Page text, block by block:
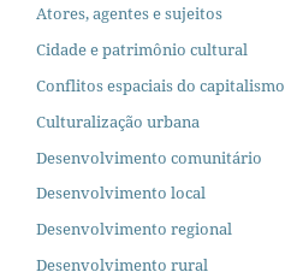
Atores, agentes e sujeitos
Cidade e patrimônio cultural
Conflitos espaciais do capitalismo
Culturalização urbana
Desenvolvimento comunitário
Desenvolvimento local
Desenvolvimento regional
Desenvolvimento rural